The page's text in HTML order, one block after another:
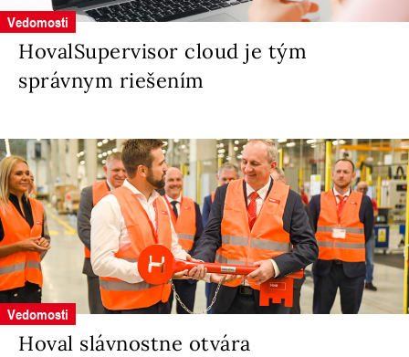
Vedomosti
HovalSupervisor cloud je tým
správnym riešením
Vedomosti
Hoval slávnostne otvára